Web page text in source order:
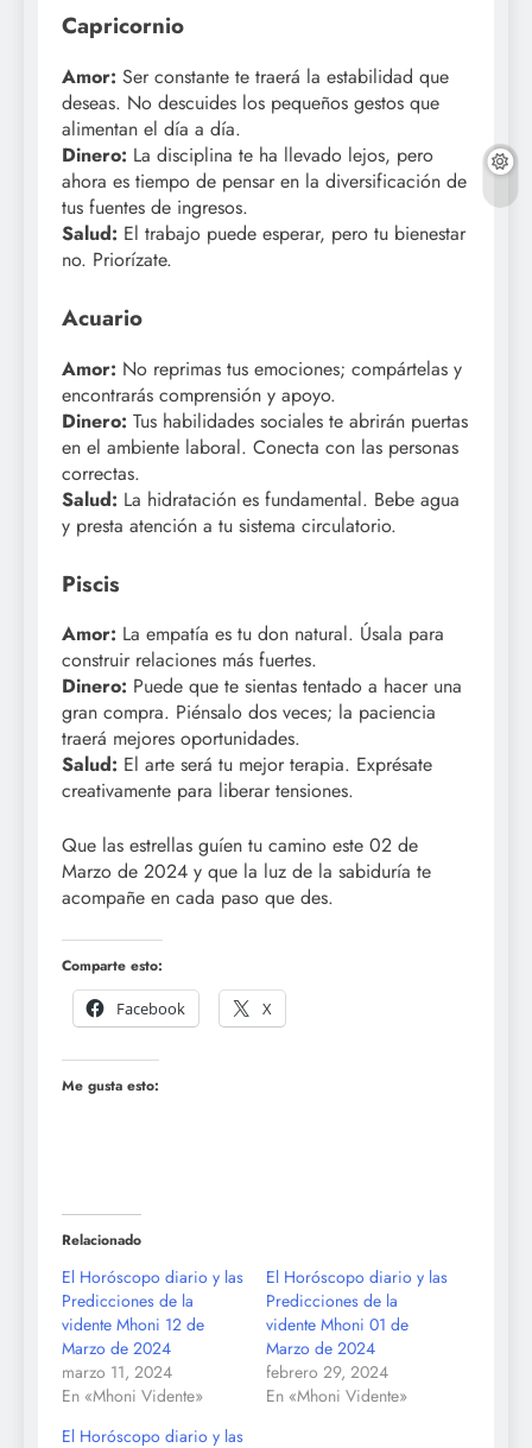
Capricornio
Amor: Ser constante te traerá la estabilidad que
deseas. No descuides los pequeños gestos que
alimentan el día a día.
Dinero: La disciplina te ha llevado lejos, pero
ahora es tiempo de pensar en la diversificación de
tus fuentes de ingresos.
Salud: El trabajo puede esperar, pero tu bienestar
no. Priorízate.
Acuario
Amor: No reprimas tus emociones; compártelas y
encontrarás comprensión y apoyo.
Dinero: Tus habilidades sociales te abrirán puertas
en el ambiente laboral. Conecta con las personas
correctas.
Salud: La hidratación es fundamental. Bebe agua
y presta atención a tu sistema circulatorio.
Piscis
Amor: La empatía es tu don natural. Úsala para
construir relaciones más fuertes.
Dinero: Puede que te sientas tentado a hacer una
gran compra. Piénsalo dos veces; la paciencia
traerá mejores oportunidades.
Salud: El arte será tu mejor terapia. Exprésate
creativamente para liberar tensiones.
Que las estrellas guíen tu camino este 02 de
Marzo de 2024 y que la luz de la sabiduría te
acompañe en cada paso que des.
Comparte esto:
Facebook
X
Me gusta esto:
Relacionado
El Horóscopo diario y las
Predicciones de la
vidente Mhoni 12 de
Marzo de 2024
marzo 11, 2024
En «Mhoni Vidente»
El Horóscopo diario y las
Predicciones de la
vidente Mhoni 01 de
Marzo de 2024
febrero 29, 2024
En «Mhoni Vidente»
El Horóscopo diario y las